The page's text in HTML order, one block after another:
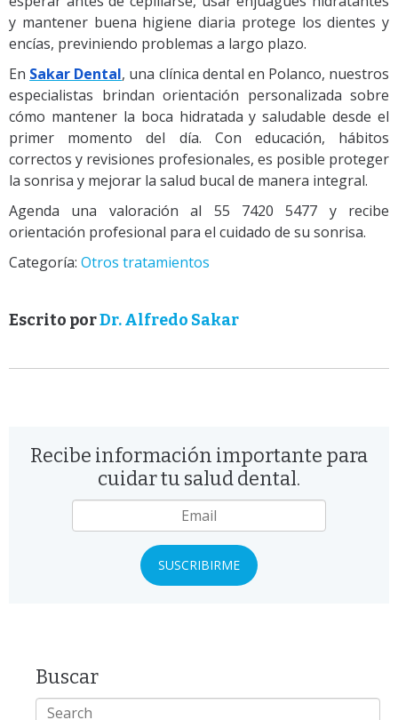
y mantener buena higiene diaria protege los dientes y
encías, previniendo problemas a largo plazo.
En Sakar Dental, una clínica dental en Polanco, nuestros
especialistas brindan orientación personalizada sobre
cómo mantener la boca hidratada y saludable desde el
primer momento del día. Con educación, hábitos
correctos y revisiones profesionales, es posible proteger
la sonrisa y mejorar la salud bucal de manera integral.
Agenda una valoración al 55 7420 5477 y recibe
orientación profesional para el cuidado de su sonrisa.
Categoría: Otros tratamientos
Escrito porDr. Alfredo Sakar
Recibe información importante para
cuidar tu salud dental.
Buscar